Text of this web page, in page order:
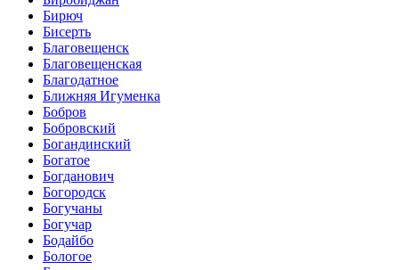
Бирюч
Бисерть
Благовещенск
Благовещенская
Благодатное
Ближняя Игуменка
Бобров
Бобровский
Богандинский
Богатое
Богданович
Богородск
Богучаны
Богучар
Бодайбо
Бологое